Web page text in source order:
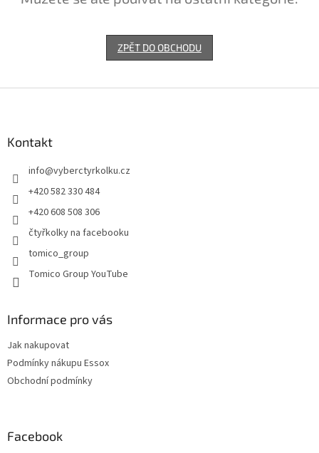
ZPĚT DO OBCHODU
Kontakt
info@vyberctyrkolku.cz
+420 582 330 484
+420 608 508 306
čtyřkolky na facebooku
tomico_group
Tomico Group YouTube
Informace pro vás
Jak nakupovat
Podmínky nákupu Essox
Obchodní podmínky
Facebook